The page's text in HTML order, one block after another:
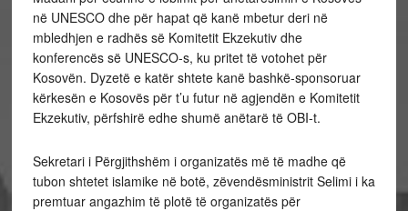
në UNESCO dhe për hapat që kanë mbetur deri në
mbledhjen e radhës së Komitetit Ekzekutiv dhe
konferencës së UNESCO-s, ku pritet të votohet për
Kosovën. Dyzetë e katër shtete kanë bashkë-sponsoruar
kërkesën e Kosovës për t’u futur në agjendën e Komitetit
Ekzekutiv, përfshirë edhe shumë anëtarë të OBI-t.
Sekretari i Përgjithshëm i organizatës më të madhe që
tubon shtetet islamike në botë, zëvendësministrit Selimi i ka
premtuar angazhim të plotë të organizatës për